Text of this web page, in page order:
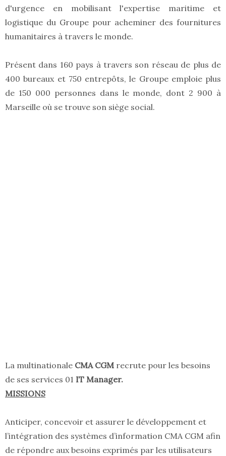
d'urgence en mobilisant l'expertise maritime et
logistique du Groupe pour acheminer des fournitures
humanitaires à travers le monde.
Présent dans 160 pays à travers son réseau de plus de
400 bureaux et 750 entrepôts, le Groupe emploie plus
de 150 000 personnes dans le monde, dont 2 900 à
Marseille où se trouve son siège social.
La multinationale CMA CGM recrute pour les besoins
de ses services 01 IT Manager.
MISSIONS
Anticiper, concevoir et assurer le développement et
l’intégration des systèmes d’information CMA CGM afin
de répondre aux besoins exprimés par les utilisateurs